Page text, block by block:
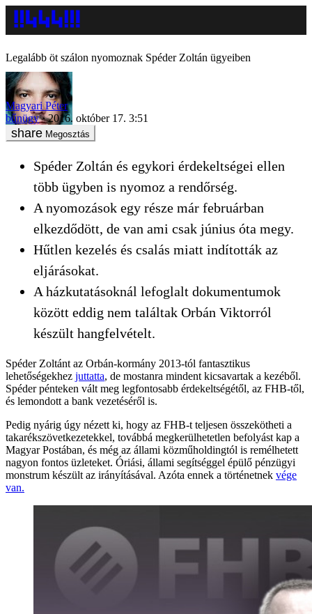
Legalább öt szálon nyomoznak Spéder Zoltán ügyeiben
Magyari Péter
bűnügy
2016. október 17. 3:51
Megosztás
Spéder Zoltán és egykori érdekeltségei ellen
több ügyben is nyomoz a rendőrség.
A nyomozások egy része már februárban
elkezdődött, de van ami csak június óta megy.
Hűtlen kezelés és csalás miatt indították az
eljárásokat.
A házkutatásoknál lefoglalt dokumentumok
között eddig nem találtak Orbán Viktorról
készült hangfelvételt.
Spéder Zoltánt az Orbán-kormány 2013-tól fantasztikus
lehetőségekhez juttatta, de mostanra mindent kicsavartak a kezéből.
Spéder pénteken vált meg legfontosabb érdekeltségétől, az FHB-től,
és lemondott a bank vezetéséről is.
Pedig nyárig úgy nézett ki, hogy az FHB-t teljesen összekötheti a
takarékszövetkezetekkel, továbbá megkerülhetetlen befolyást kap a
Magyar Postában, és még az állami közműholdingtól is remélhetett
nagyon fontos üzleteket. Óriási, állami segítséggel épülő pénzügyi
monstrum készült az irányításával. Azóta ennek a történetnek vége
van.